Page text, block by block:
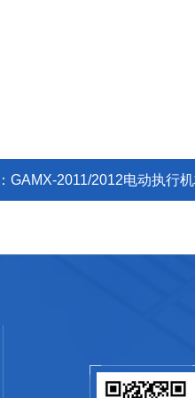
GAMX-2011/2012电动执行机构